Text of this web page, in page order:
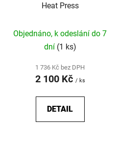
Heat Press
Objednáno, k odeslání do 7
dní (1 ks)
1 736 Kč bez DPH
2 100 Kč / ks
DETAIL